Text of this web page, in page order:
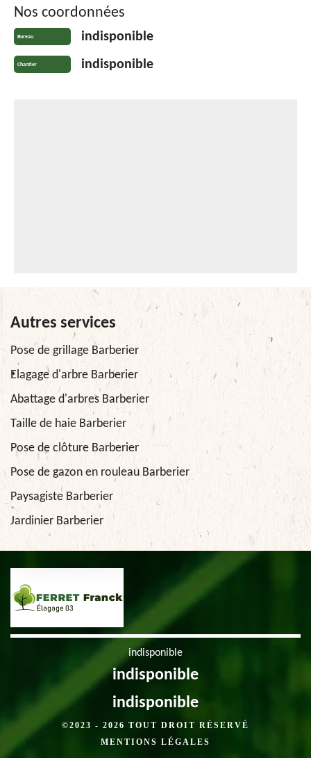
Nos coordonnées
Bureau indisponible
Chantier indisponible
Autres services
Pose de grillage Barberier
Elagage d'arbre Barberier
Abattage d'arbres Barberier
Taille de haie Barberier
Pose de clôture Barberier
Pose de gazon en rouleau Barberier
Paysagiste Barberier
Jardinier Barberier
indisponible
indisponible
indisponible
©2023 - 2026 TOUT DROIT RÉSERVÉ
MENTIONS LÉGALES